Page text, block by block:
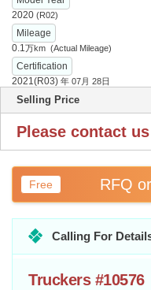
2020 (R02)
Mileage
0.1万km (Actual Mileage)
Certification
2021(R03) 年 07月 28日
Selling Price
Please contact us
Free RFQ
Calling For
Truckers #10576